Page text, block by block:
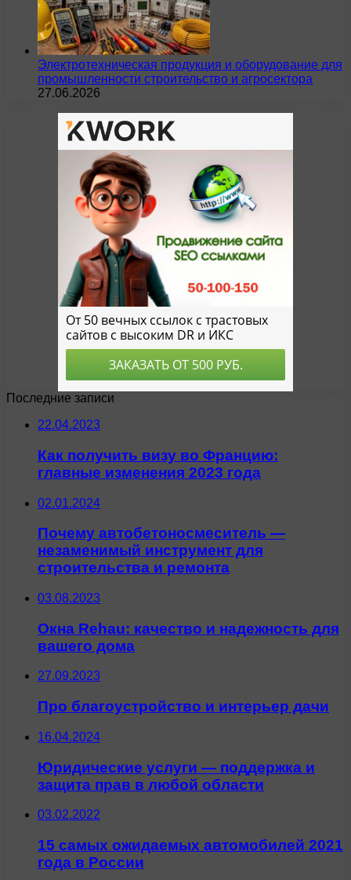
Электротехническая продукция и оборудование для
промышленности строительство и агросектора
27.06.2026
Последние записи
22.04.2023
Как получить визу во Францию:
главные изменения 2023 года
02.01.2024
Почему автобетоносмеситель —
незаменимый инструмент для
строительства и ремонта
03.08.2023
Окна Rehau: качество и надежность для
вашего дома
27.09.2023
Про благоустройство и интерьер дачи
16.04.2024
Юридические услуги — поддержка и
защита прав в любой области
03.02.2022
15 самых ожидаемых автомобилей 2021
года в России